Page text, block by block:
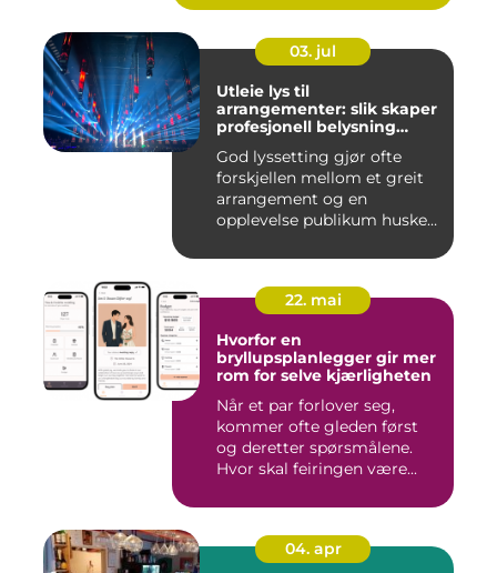
03. jul
Utleie lys til
arrangementer: slik skaper
profesjonell belysning
God lyssetting gjør ofte
forskjellen mellom et greit
arrangement og en
opplevelse publikum husker
22. mai
Hvorfor en
bryllupsplanlegger gir mer
rom for selve kjærligheten
Når et par forlover seg,
kommer ofte gleden først
og deretter spørsmålene.
Hvor skal feiringen være...
04. apr